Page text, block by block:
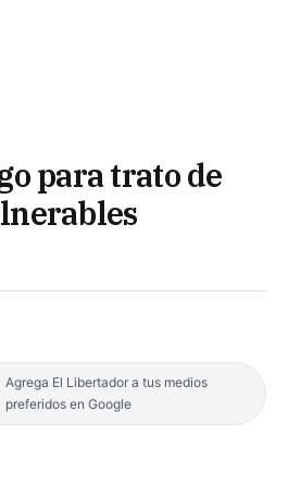
para trato de
Agrega El Libertador a tus medios
preferidos en Google